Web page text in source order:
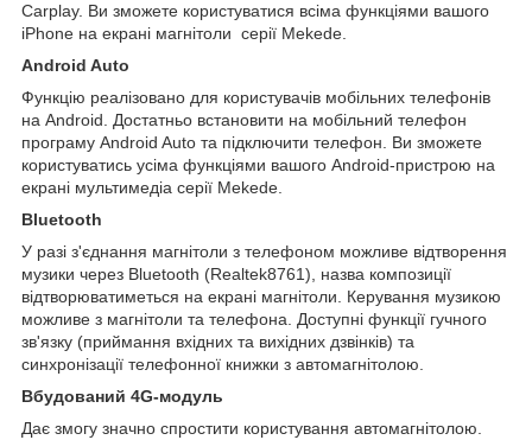
Carplay. Ви зможете користуватися всіма функціями вашого
iPhone на екрані магнітоли серії Mekede.
Android Auto
Функцію реалізовано для користувачів мобільних телефонів
на Android. Достатньо встановити на мобільний телефон
програму Android Auto та підключити телефон. Ви зможете
користуватись усіма функціями вашого Android-пристрою на
екрані мультимедіа серії Mekede.
Bluetooth
У разі з'єднання магнітоли з телефоном можливе відтворення
музики через Bluetooth (Realtek8761), назва композиції
відтворюватиметься на екрані магнітоли. Керування музикою
можливе з магнітоли та телефона. Доступні функції гучного
зв'язку (приймання вхідних та вихідних дзвінків) та
синхронізації телефонної книжки з автомагнітолою.
Вбудований 4G-модуль
Дає змогу значно спростити користування автомагнітолою.